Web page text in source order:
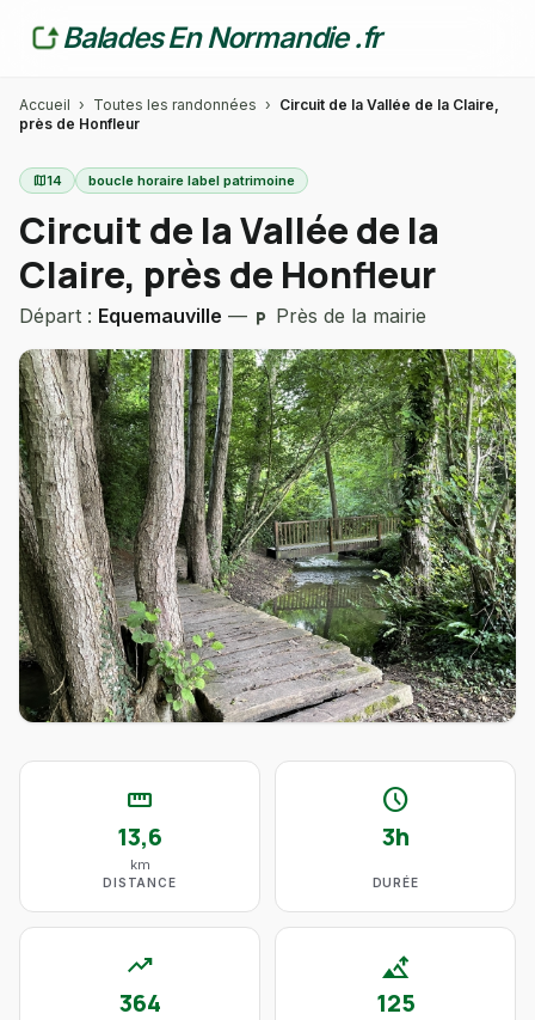
Balades En Normandie .fr
Accueil › Toutes les randonnées › Circuit de la Vallée de la Claire,
près de Honfleur
map14 boucle horaire label patrimoine
Circuit de la Vallée de la
Claire, près de Honfleur
Départ : Equemauville — local_parking Près de la mairie
straighten
13,6
km
DISTANCE
schedule
3h
DURÉE
trending_up
364
altitude
125